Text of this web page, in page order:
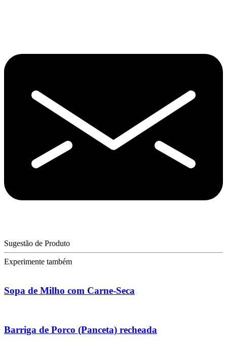
Sugestão de Produto
Experimente também
Sopa de Milho com Carne-Seca
Barriga de Porco (Panceta) recheada